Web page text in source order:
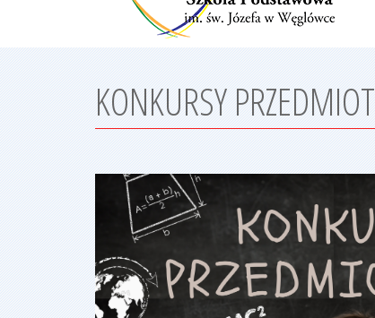
KONKURSY